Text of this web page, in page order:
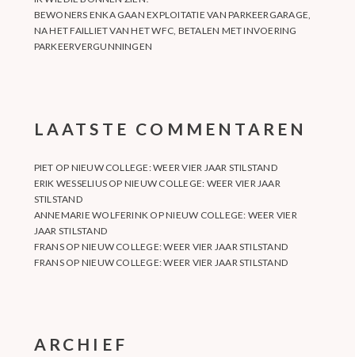
BEWONERS ENKA GAAN EXPLOITATIE VAN PARKEERGARAGE,
NA HET FAILLIET VAN HET WFC, BETALEN MET INVOERING
PARKEERVERGUNNINGEN
LAATSTE COMMENTAREN
PIET OP NIEUW COLLEGE: WEER VIER JAAR STILSTAND
ERIK WESSELIUS OP NIEUW COLLEGE: WEER VIER JAAR
STILSTAND
ANNEMARIE WOLFERINK OPNIEUW COLLEGE: WEER VIER
JAAR STILSTAND
FRANSOP NIEUW COLLEGE: WEER VIER JAAR STILSTAND
FRANSOP NIEUW COLLEGE: WEER VIER JAAR STILSTAND
ARCHIEF